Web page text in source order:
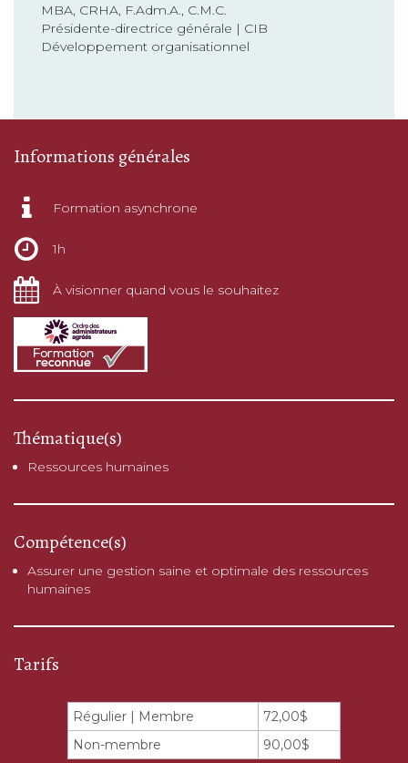
MBA, CRHA, F.Adm.A., C.M.C.
Présidente-directrice générale | CIB
Développement organisationnel
Informations générales
Formation asynchrone
1h
À visionner quand vous le souhaitez
Thématique(s)
Ressources humaines
Compétence(s)
Assurer une gestion saine et optimale des ressources
humaines
Tarifs
Régulier | Membre
72,00$
Non-membre
90,00$